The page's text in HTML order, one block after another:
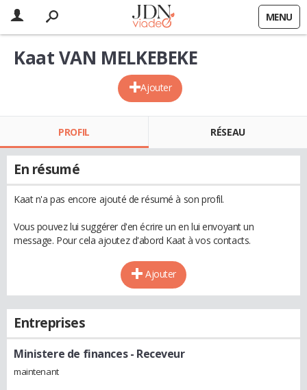
MENU
Ajouter
Kaat VAN MELKEBEKE
PROFIL RÉSEAU
En résumé
Kaat n'a pas encore ajouté de résumé à son profil.
Vous pouvez lui suggérer d'en écrire un en lui envoyant un
message. Pour cela ajoutez d'abord Kaat à vos contacts.
Ajouter
Entreprises
Ministere de finances- Receveur
maintenant